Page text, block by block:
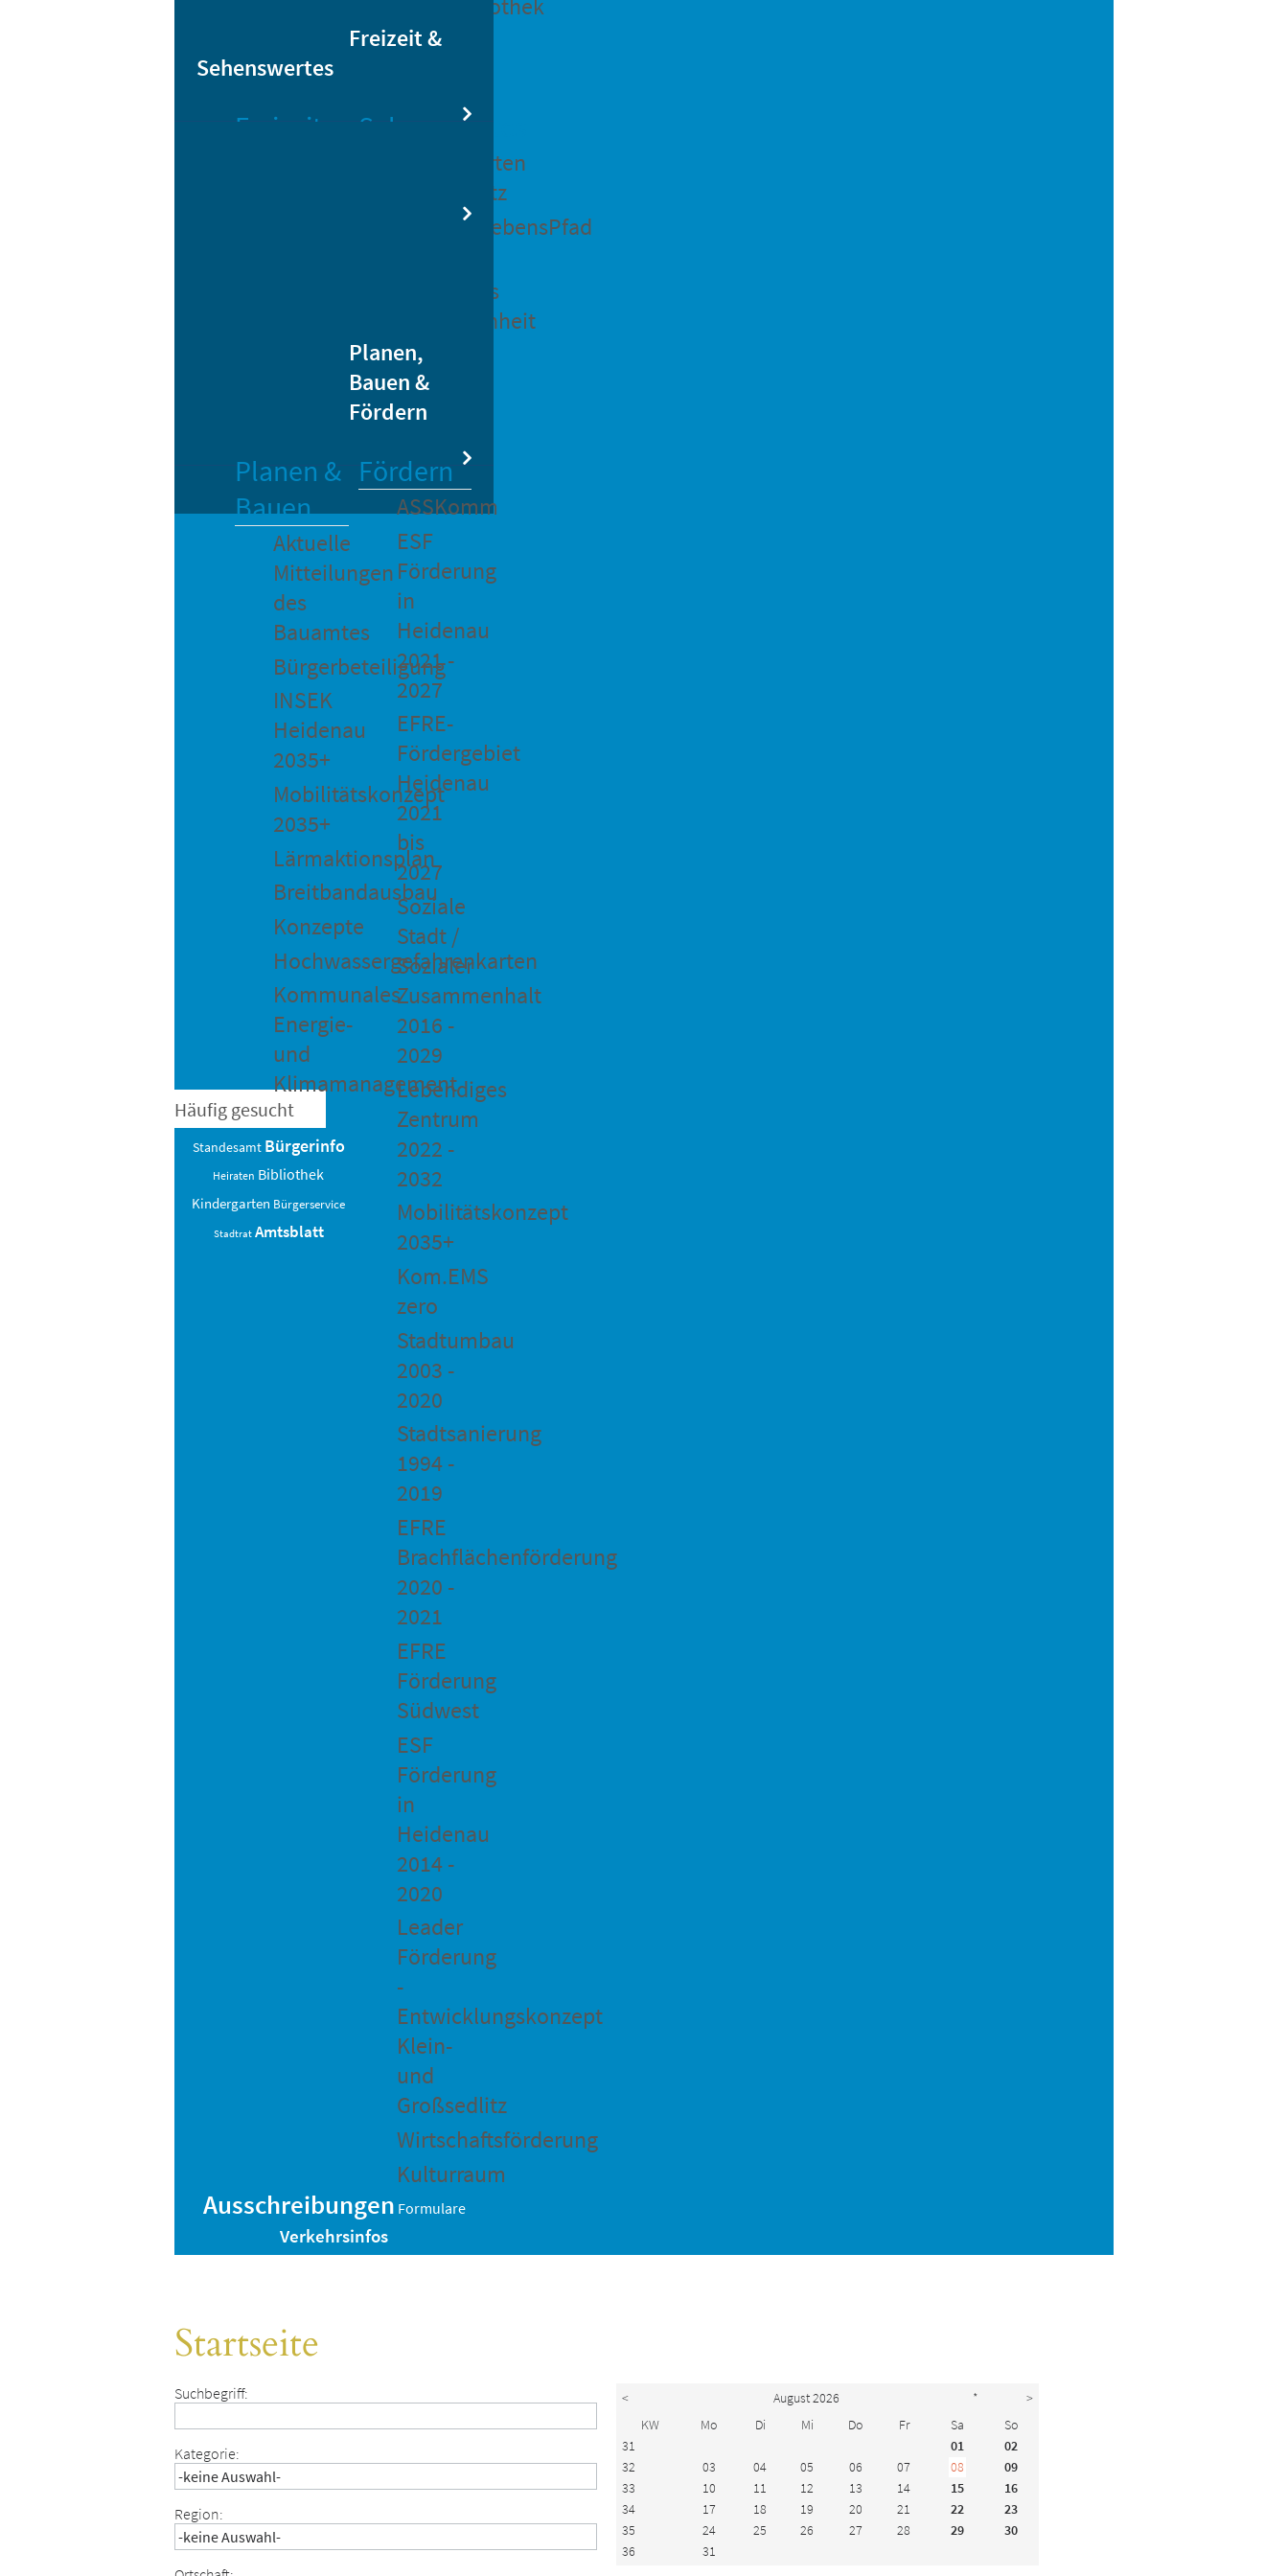
Bikesharing
Stadtbibliothek
Freizeit &
Sehenswertes
Freizeit
Heidenauer
Musiknacht
Sehenswertes
Barockgarten
Großsedlitz
MärchenLebensPfad
Heidenaus
Vergangenheit
Planen,
Bauen &
Fördern
Planen &
Bauen
Aktuelle
Mitteilungen
des
Bauamtes
Bürgerbeteiligung
INSEK
Heidenau
2035+
Mobilitätskonzept
2035+
Lärmaktionsplan
Breitbandausbau
Konzepte
Hochwassergefahrenkarten
Kommunales
Energie-
und
Klimamanagement
Fördern
ASSKomm
ESF
Förderung
in
Heidenau
2021 -
2027
EFRE-
Fördergebiet
Heidenau
2021
bis
2027
Soziale
Stadt /
Sozialer
Zusammenhalt
2016 -
2029
Lebendiges
Zentrum
2022 -
2032
Mobilitätskonzept
2035+
Kom.EMS
zero
Stadtumbau
2003 -
2020
Stadtsanierung
1994 -
2019
EFRE
Brachflächenförderung
2020 -
2021
EFRE
Förderung
Südwest
ESF
Förderung
in
Heidenau
2014 -
2020
Leader
Förderung
-
Entwicklungskonzept
Klein-
und
Großsedlitz
Wirtschaftsförderung
Kulturraum
Häufig gesucht
Standesamt Bürgerinfo
Heiraten Bibliothek
Kindergarten Bürgerservice
Stadtrat Amtsblatt
Ausschreibungen Formulare
Verkehrsinfos
Startseite
Suchbegriff:
Kategorie:
Region:
< August 2026 *
>
KW
Mo Di Mi Do Fr Sa
So
31
01
02
32
03 04 05 06 07 08
09
33
10 11 12 13 14 15
16
34
17 18 19 20 21 22
23
35
24 25 26 27 28 29
30
36
31